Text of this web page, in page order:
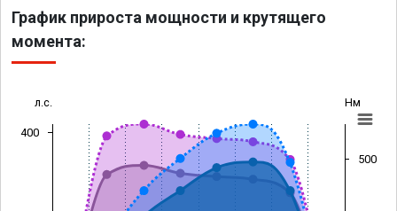
График прироста мощности и крутящего
момента:
л.с. Нм
400
500